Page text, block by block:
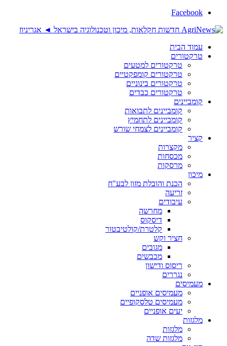
Facebook
עמוד הבית
טרקטורים
טרקטורים למטעים
טרקטורים קומפקטיים
טרקטורים בינוניים
טרקטורים כבדים
קומביינים
קומביינים לתבואות
קומביינים לתחמיץ
קומביינים לצמחי שורש
קציר
מקצרות
מכסחות
מרסקות
מיכון
הכנת והובלת מזון לבע"ח
זריעה
עיבודים
מחרשה
דיסקוס
קלטרת/קולטיבטור
חציר וקש
מגובים
מכבשים
ריסוס ודישון
נגררים
מעמיסים
מעמיסים אופניים
מעמיסים טלסקופיים
יעים אופניים
מלגזות
מלגזות
מלגזות שדה